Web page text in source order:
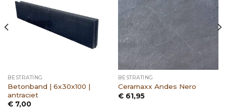
BESTRATING
Betonband | 6x30x100 |
antraciet
€7,00
BESTRATING
Ceramaxx Andes Nero
€61,95